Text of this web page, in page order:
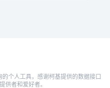
个人工具，感谢柯基提供的数据接口
供者和爱好者。